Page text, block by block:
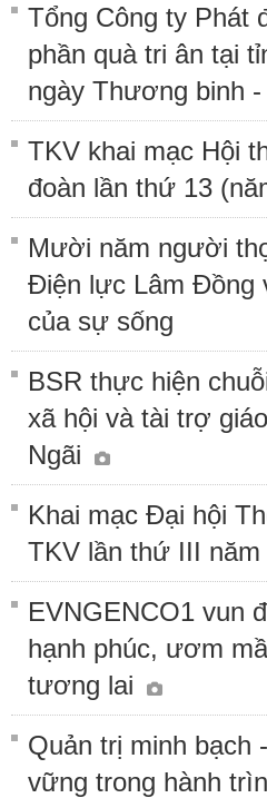
Tổng Công ty Phát
phần quà tri ân tại
ngày Thương binh
TKV khai mạc Hội
đoàn lần thứ 13
Mười năm người
Điện lực Lâm Đồng
của sự sống
BSR thực hiện
xã hội và tài trợ
Ngãi
Khai mạc Đại hội
TKV lần thứ III năm
EVNGENCO1 vun
hạnh phúc, ươm
tương lai
Quản trị minh bạch
vững trong hành